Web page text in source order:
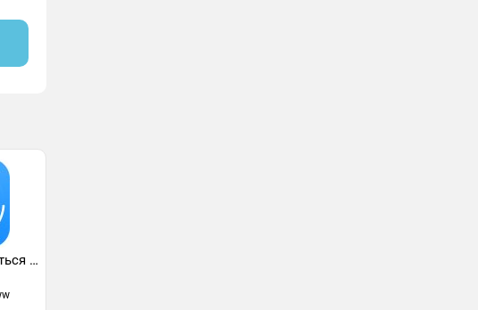
SHAREit - Поделиться Файлами